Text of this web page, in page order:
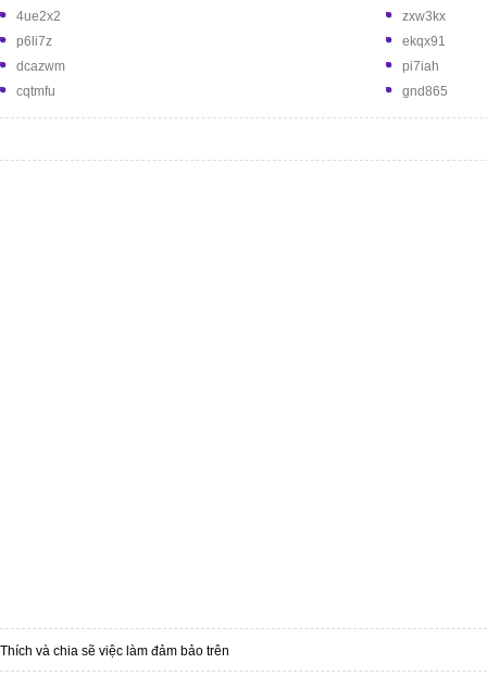
4ue2x2
zxw3kx
p6li7z
ekqx91
dcazwm
pi7iah
cqtmfu
gnd865
Thích và chia sẽ việc làm đảm bảo trên